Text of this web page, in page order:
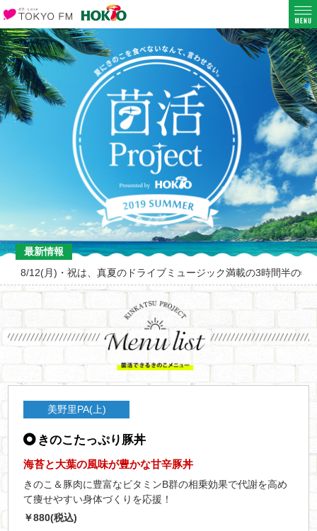
最新情報
8/12(月)・祝は、真夏のドライブミュージック満載の3時間半の特別
美野里PA(上)
きのこたっぷり豚丼
海苔と大葉の風味が豊かな甘辛豚丼
きのこ＆豚肉に豊富なビタミンB群の相乗効果で代謝を高め
て痩せやすい身体づくりを応援！
￥880(税込)